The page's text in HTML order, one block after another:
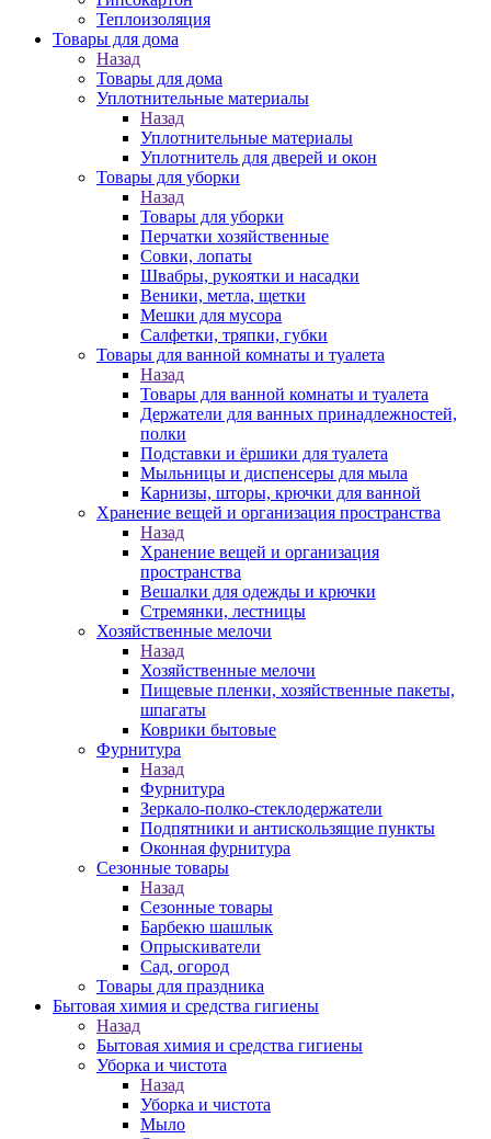
Теплоизоляция
Товары для дома
Назад
Товары для дома
Уплотнительные материалы
Назад
Уплотнительные материалы
Уплотнитель для дверей и окон
Товары для уборки
Назад
Товары для уборки
Перчатки хозяйственные
Совки, лопаты
Швабры, рукоятки и насадки
Веники, метла, щетки
Мешки для мусора
Салфетки, тряпки, губки
Товары для ванной комнаты и туалета
Назад
Товары для ванной комнаты и туалета
Держатели для ванных принадлежностей,
полки
Подставки и ёршики для туалета
Мыльницы и диспенсеры для мыла
Карнизы, шторы, крючки для ванной
Хранение вещей и организация пространства
Назад
Хранение вещей и организация
пространства
Вешалки для одежды и крючки
Стремянки, лестницы
Хозяйственные мелочи
Назад
Хозяйственные мелочи
Пищевые пленки, хозяйственные пакеты,
шпагаты
Коврики бытовые
Фурнитура
Назад
Фурнитура
Зеркало-полко-стеклодержатели
Подпятники и антискользящие пункты
Оконная фурнитура
Сезонные товары
Назад
Сезонные товары
Барбекю шашлык
Опрыскиватели
Сад, огород
Товары для праздника
Бытовая химия и средства гигиены
Назад
Бытовая химия и средства гигиены
Уборка и чистота
Назад
Уборка и чистота
Мыло